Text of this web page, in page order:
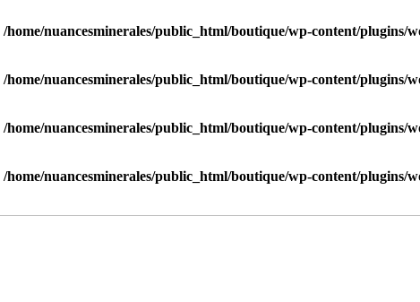
/home/nuancesminerales/public_html/boutique/wp-content/plugins/
/home/nuancesminerales/public_html/boutique/wp-content/plugins/
/home/nuancesminerales/public_html/boutique/wp-content/plugins/
/home/nuancesminerales/public_html/boutique/wp-content/plugins/